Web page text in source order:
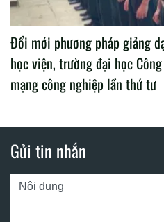
Đổi mới phương pháp giảng
học viện, trường đại học
mạng công nghiệp lần thứ tư
Gửi tin nhắn